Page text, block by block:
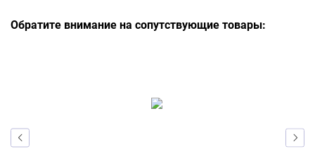
Обратите внимание на сопутствующие товары: